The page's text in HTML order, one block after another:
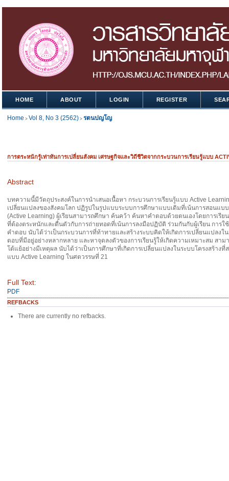
HOME ABOUT LOGIN REGISTER
Home > Vol 8, No 3 (2562) > รตนปญโญ
การตระหนักรู้เท่าทันการเปลี่ยนสังคม เศรษฐกิจและวิถีชีวิตจากกระบวนการเรียนรู้แบบ
Abstract
บทความนี้มีวัตถุประสงค์ในการนําเสนอเนื้อหา กระบวนการเรียนรู้แบบ Active
เปลี่ยนแปลงของสังคมโลก ปฏิรูปในรูปแบบระบบการศึกษาแบบเดิมที่เน้นการสอนแบ
(Active Learning) ผู้เรียนสามารถศึกษา ค้นคว้า ค้นหาคำตอบด้วยตนเองโดยการเ
ที่ต้องตระหนักและตื่นตัวกับการถ่ายทอดที่เน้นการลงมือปฏิบัติ ร่วมกันกับผู้เรียน การ
คำตอบ นับได้ว่าเป็นกระบวนการที่ท้าทายและสร้างระบบคิดให้เกิดการเปลี่ยนแปล
ตอบที่มีอยู่อย่างหลากหลาย และหาจุดลงตัวของการเรียนรู้ให้เกิดความเหมาะสม สา
โต้แย้อย่างมีเหตุผล นับได้ว่าเป็นการศึกษาที่เกิดการเปลี่ยนแปลงในระบบโครงสร้าง
แบบ Active Learning ในศตวรรษที่ 21
Full Text:
PDF
REFBACKS
There are currently no refbacks.